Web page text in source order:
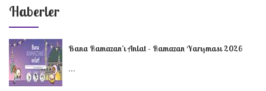
Haberler
Bana Ramazan’ı Anlat - Ramazan Yarışması 2026
...